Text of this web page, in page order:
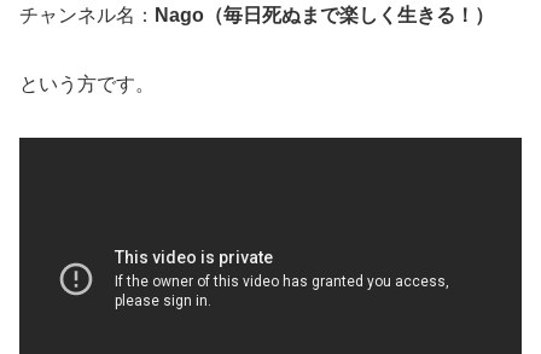
チャンネル名： Nago（毎日死ぬまで楽しく生きる！）
という方です。